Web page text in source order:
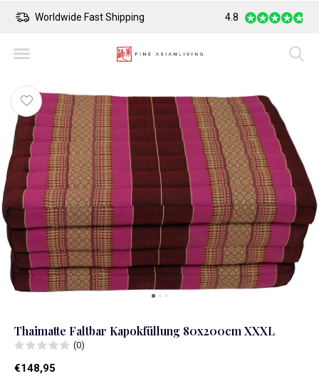
Worldwide Fast Shipping Safe Payment
4.8
Thaimatte Faltbar Kapokfüllung 80x200cm XXXL
(0)
€148,95